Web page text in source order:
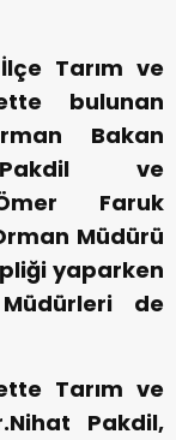
Tarım ve
bulunan
Bakan
Pakdil ve
Faruk
Müdürü
yaparken
de
Tarım ve
Pakdil,